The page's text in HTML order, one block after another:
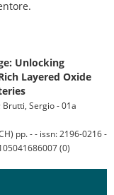
Unlocking
Layered Oxide
Sergio - 01a
pp. - - issn: 2196-0216 -
(0)